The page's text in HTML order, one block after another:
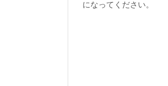
になってください。